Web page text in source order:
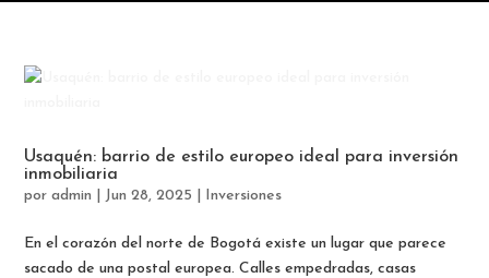
Usaquén: barrio de estilo europeo ideal para inversión
inmobiliaria
poradmin Jun 28, 2025 Inversiones
En el corazón del norte de Bogotá existe un lugar que parece
sacado de una postal europea. Calles empedradas, casas